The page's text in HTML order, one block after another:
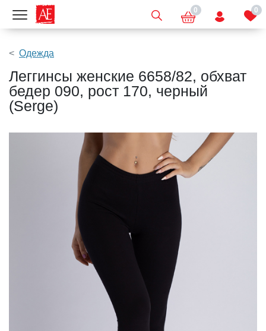
Показать меню 0 0
Одежда
Леггинсы женские 6658/82, обхват
бедер 090, рост 170, черный
(Serge)